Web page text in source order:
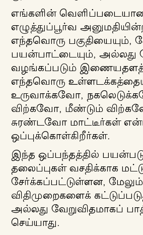
எங்களின்
எழுத்துப்பூர்வ
எந்தவொரு பகுதியையும்,
பயன்பாட்டையும், அல்லது
வழங்கப்படும்
எந்தவொரு
உருவாக்கவோ,
விற்கவோ, மீண்டும்
சுரண்டவோ மாட்டீர்கள்
ஒப்புக்கொள்கிறீர்கள்.
இந்த ஒப்பந்தத்தில்
தலைப்புகள் வசதிக்காக
சேர்க்கப்பட்டுள்ளன,
விதிமுறைகளைக்
அல்லது வேறுவிதமாகப்
செய்யாது.